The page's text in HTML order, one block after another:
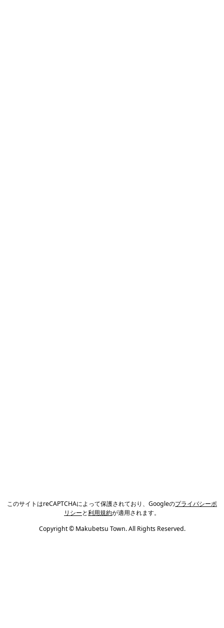
このサイトはreCAPTCHAによって保護されており、Googleのプライバシーポ
リシーと利用規約が適用されます。
Copyright © Makubetsu Town. All Rights Reserved.